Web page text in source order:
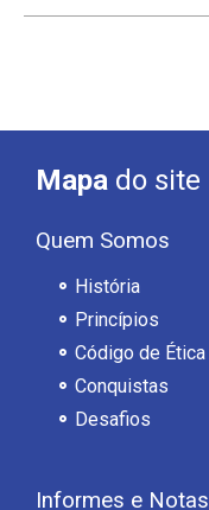
Mapa do site
Quem Somos
História
Princípios
Código de Ética
Conquistas
Desafios
Informes e Notas